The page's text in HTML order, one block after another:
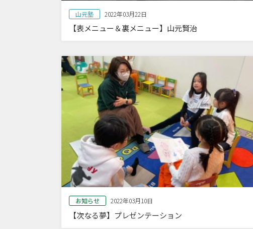
山元塾 2022年03月22日
【表メニュー＆裏メニュー】山元賢治
お知らせ 2022年03月10日
【次なる夢】プレゼンテーション